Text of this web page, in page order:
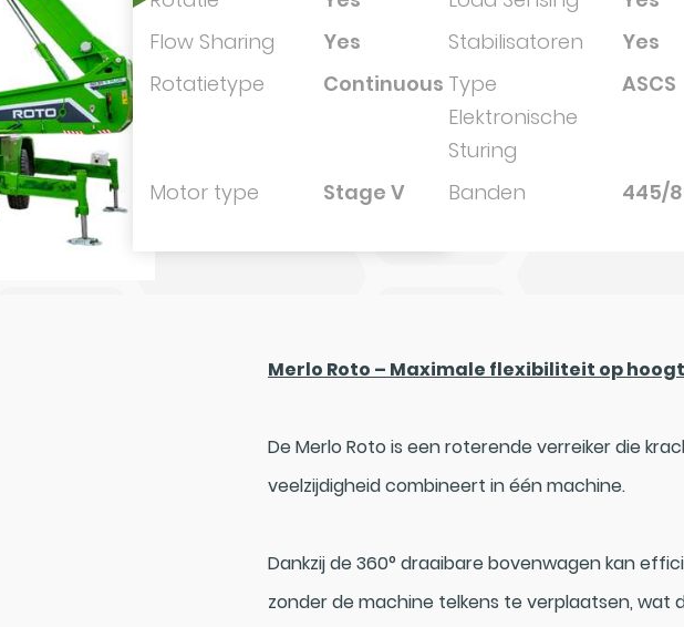
Flow Sharing
Yes Stabilisatoren
Yes
Rotatietype
Continuous Type
Elektronische
Sturing
ASCS
Motor type Stage V Banden 445/
Merlo Roto – Maximale flexibiliteit op
De Merlo Roto is een roterende verreiker die
veelzijdigheid combineert in één machine.
Dankzij de 360° draaibare bovenwagen kan
zonder de machine telkens te verplaatsen, wat